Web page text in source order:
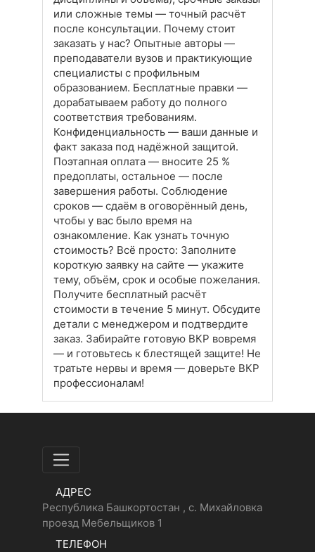
или сложные темы — точный расчёт
после консультации. Почему стоит
заказать у нас? Опытные авторы —
преподаватели вузов и практикующие
специалисты с профильным
образованием. Бесплатные правки —
дорабатываем работу до полного
соответствия требованиям.
Конфиденциальность — ваши данные и
факт заказа под надёжной защитой.
Поэтапная оплата — вносите 25 %
предоплаты, остальное — после
завершения работы. Соблюдение
сроков — сдаём в оговорённый день,
чтобы у вас было время на
ознакомление. Как узнать точную
стоимость? Всё просто: Заполните
короткую заявку на сайте — укажите
тему, объём, срок и особые пожелания.
Получите бесплатный расчёт
стоимости в течение 5 минут. Обсудите
детали с менеджером и подтвердите
заказ. Забирайте готовую ВКР вовремя
— и готовьтесь к блестящей защите! Не
тратьте нервы и время — доверьте ВКР
профессионалам!
АДРЕС
Республика Башкортостан , с. Михайловка
проезд Мебельщиков 1
ТЕЛЕФОН